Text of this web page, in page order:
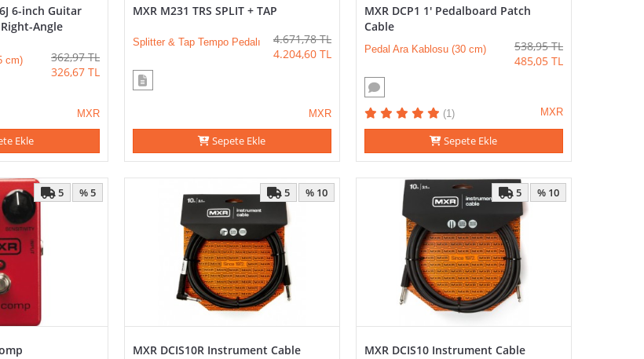
6-inch Guitar
Angle
cm) 362,97 TL
326,67 TL
MXR
Ekle
MXR M231 TRS SPLIT + TAP
Splitter & Tap Tempo Pedalı 4.671,78 TL
4.204,60 TL
MXR
Sepete Ekle
MXR DCP1 1' Pedalboard Patch
Cable
Pedal Ara Kablosu (30 cm) 538,95 TL
485,05 TL
(1) MXR
Sepete Ekle
% 5
5 % 10
5
MXR DCIS10R Instrument Cable
% 10
5
MXR DCIS10 Instrument Cable